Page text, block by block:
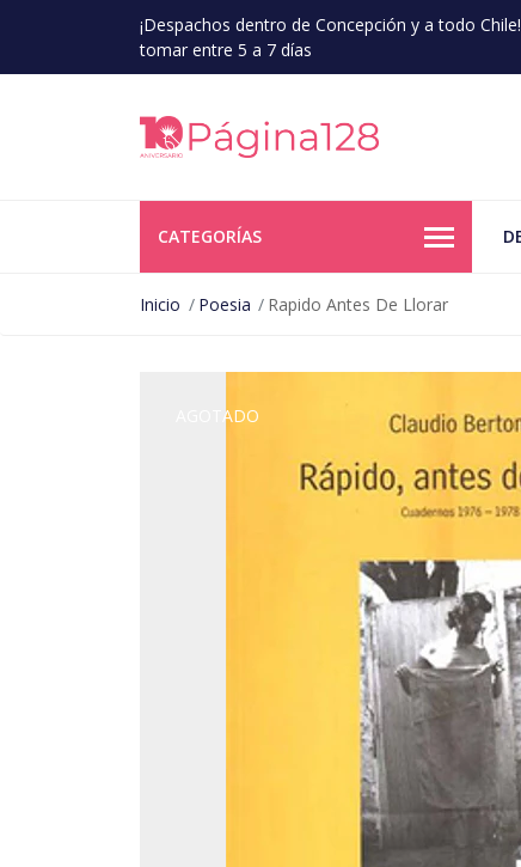
¡Despachos dentro de Concepción y a todo
tomar entre 5 a 7 días
CATEGORÍAS
Inicio Poesia Rapido Antes De Llorar
AGOTADO